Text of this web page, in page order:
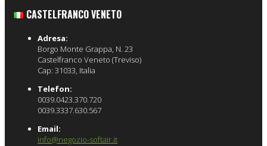
CASTELFRANCO VENETO
Adresa:
Borgo Monte Grappa, N. 23
Castelfranco Veneto (Treviso)
Cap: 31033, Italia
Telefon:
0039.0423.370.720
0039.3337.630.567
Email:
info@negozio-softair.it